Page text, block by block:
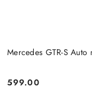
Mercedes GTR-S Auto
Cena:
599.00